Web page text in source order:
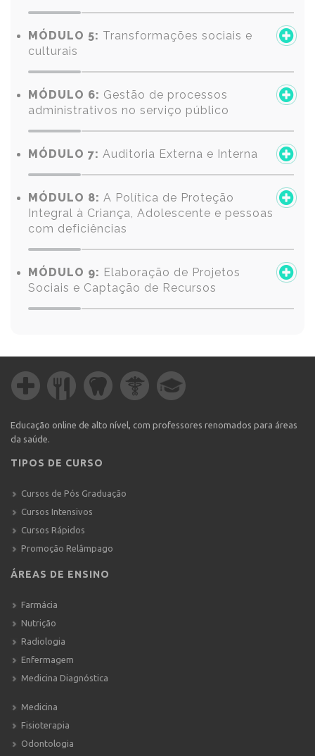
MÓDULO 5: Transformações sociais e
culturais
MÓDULO 6: Gestão de processos
administrativos no serviço público
MÓDULO 7: Auditoria Externa e Interna
MÓDULO 8: A Política de Proteção
Integral à Criança, Adolescente e pessoas
com deficiências
MÓDULO 9: Elaboração de Projetos
Sociais e Captação de Recursos
Educação online de alto nível, com professores renomados para áreas
da saúde.
TIPOS DE CURSO
Cursos de Pós Graduação
Cursos Intensivos
Cursos Rápidos
Promoção Relâmpago
ÁREAS DE ENSINO
Farmácia
Nutrição
Radiologia
Enfermagem
Medicina Diagnóstica
Medicina
Fisioterapia
Odontologia